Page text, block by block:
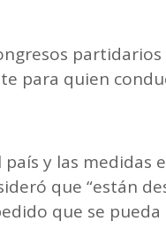
para quien
y las medidas
que “están
que se pueda